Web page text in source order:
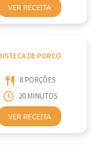
VER RECEITA
DE PORCO
8 PORÇÕES
20 MINUTOS
VER RECEITA